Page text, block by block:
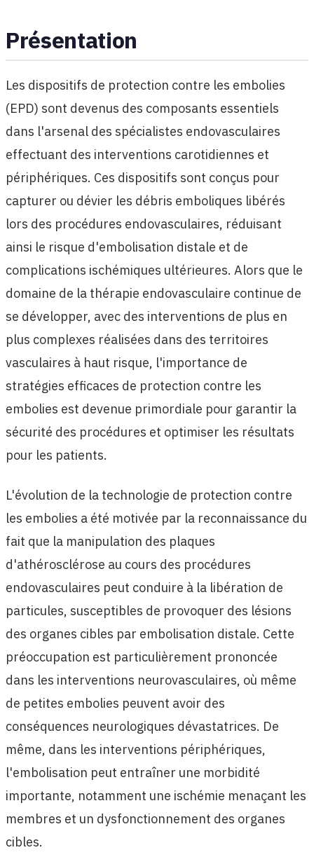
Présentation
Les dispositifs de protection contre les embolies
(EPD) sont devenus des composants essentiels
dans l'arsenal des spécialistes endovasculaires
effectuant des interventions carotidiennes et
périphériques. Ces dispositifs sont conçus pour
capturer ou dévier les débris emboliques libérés
lors des procédures endovasculaires, réduisant
ainsi le risque d'embolisation distale et de
complications ischémiques ultérieures. Alors que le
domaine de la thérapie endovasculaire continue de
se développer, avec des interventions de plus en
plus complexes réalisées dans des territoires
vasculaires à haut risque, l'importance de
stratégies efficaces de protection contre les
embolies est devenue primordiale pour garantir la
sécurité des procédures et optimiser les résultats
pour les patients.
L'évolution de la technologie de protection contre
les embolies a été motivée par la reconnaissance du
fait que la manipulation des plaques
d'athérosclérose au cours des procédures
endovasculaires peut conduire à la libération de
particules, susceptibles de provoquer des lésions
des organes cibles par embolisation distale. Cette
préoccupation est particulièrement prononcée
dans les interventions neurovasculaires, où même
de petites embolies peuvent avoir des
conséquences neurologiques dévastatrices. De
même, dans les interventions périphériques,
l'embolisation peut entraîner une morbidité
importante, notamment une ischémie menaçant les
membres et un dysfonctionnement des organes
cibles.